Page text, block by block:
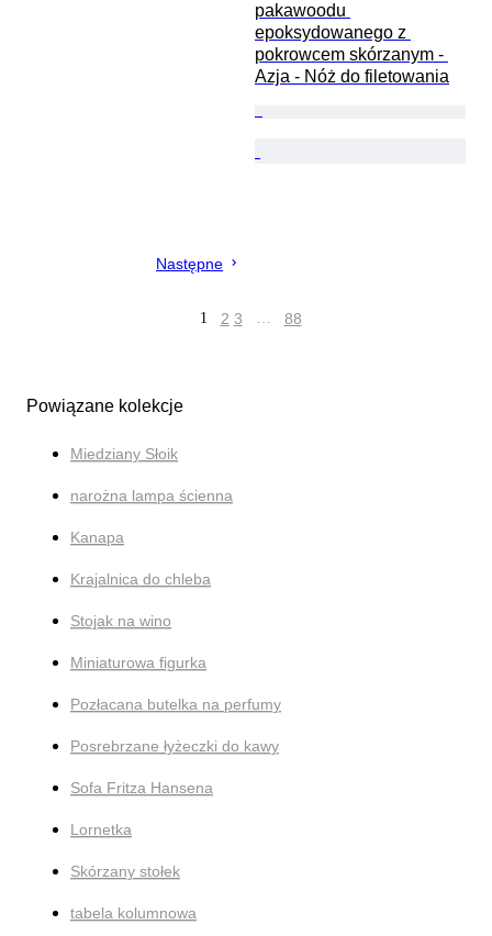
pakawoodu
epoksydowanego z
pokrowcem skórzanym -
Azja - Nóż do filetowania
Następne
1 2 3 … 88
Powiązane kolekcje
Miedziany Słoik
narożna lampa ścienna
Kanapa
Krajalnica do chleba
Stojak na wino
Miniaturowa figurka
Pozłacana butelka na perfumy
Posrebrzane łyżeczki do kawy
Sofa Fritza Hansena
Lornetka
Skórzany stołek
tabela kolumnowa